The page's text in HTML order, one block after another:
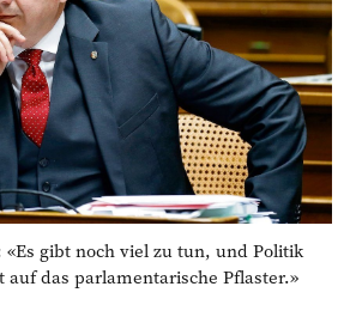
«Es gibt noch viel zu tun, und Politik
auf das parlamentarische Pflaster.»